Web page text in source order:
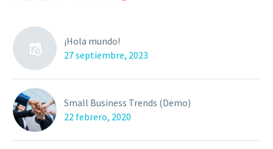
¡Hola mundo!
27 septiembre, 2023
Small Business Trends (Demo)
22 febrero, 2020